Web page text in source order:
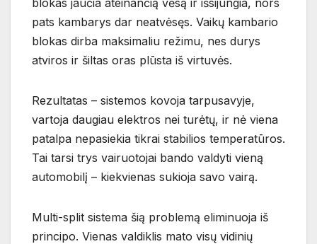
pats kambarys dar neatvėsęs. Vaikų kambario
blokas dirba maksimaliu režimu, nes durys
atviros ir šiltas oras plūsta iš virtuvės.
Rezultatas – sistemos kovoja tarpusavyje,
vartoja daugiau elektros nei turėtų, ir nė viena
patalpa nepasiekia tikrai stabilios temperatūros.
Tai tarsi trys vairuotojai bando valdyti vieną
automobilį – kiekvienas sukioja savo vairą.
Multi-split sistema šią problemą eliminuoja iš
principo. Vienas valdiklis mato visų vidinių